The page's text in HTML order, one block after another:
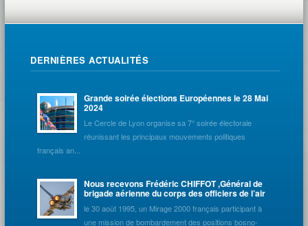
DERNIÈRES ACTUALITÉS
Grande soirée élections Européennes le 28 Mai
2024
Le Cercle de Lyon organise sa 7° soirée électorale
réunissant les principaux mouvements politiques
français an...
Nous recevons Frédéric CHIFFOT ,Général de
brigade aérienne du corps des officiers de l’air
le 30 août 1995, un Mirage 2000 français participant à
une mission de bombardement des positions bosno-